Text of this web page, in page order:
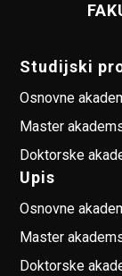
Studijski
Osnovne
Master
Doktorske
Upis
Osnovne
Master
Doktorske